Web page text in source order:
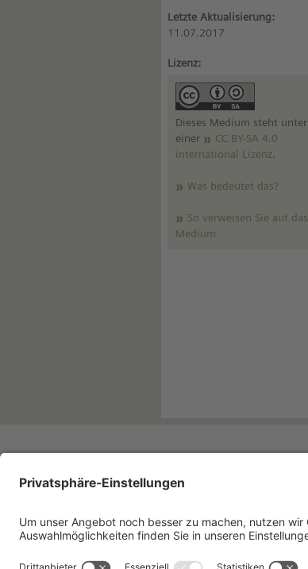
Letzte Aktualisierung:
11.07.2017
Lizenz:
Dieses Medium steht unter
einer
CC BY-SA 4.0
international Lizenz.
Was bedeutet das?
So verweisen Sie auf das
Medium
Impressum
Kontakt